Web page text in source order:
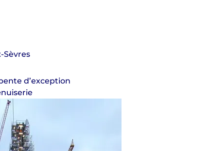
Sèvres
d’exception